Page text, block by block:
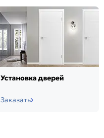
Установка дверей
Заказать